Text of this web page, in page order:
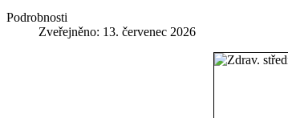
Podrobnosti
Zveřejněno: 13. červenec 2026